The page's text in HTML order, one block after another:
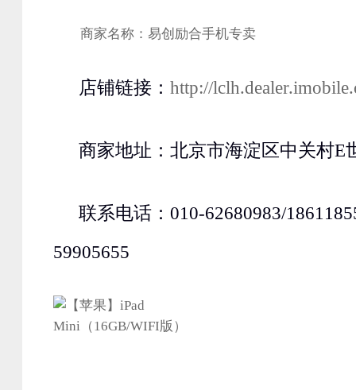
商家名称：易创励合手机专卖
店铺链接： http://
商家地址：北京市海淀区中关村E
联系电话：010-62680983/
59905655